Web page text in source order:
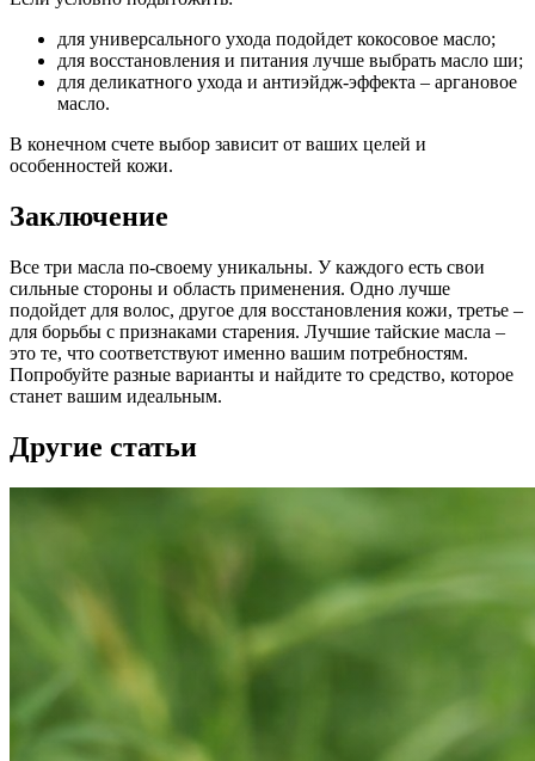
для универсального ухода подойдет кокосовое масло;
для восстановления и питания лучше выбрать масло ши;
для деликатного ухода и антиэйдж-эффекта – аргановое
масло.
В конечном счете выбор зависит от ваших целей и
особенностей кожи.
Заключение
Все три масла по-своему уникальны. У каждого есть свои
сильные стороны и область применения. Одно лучше
подойдет для волос, другое для восстановления кожи, третье –
для борьбы с признаками старения. Лучшие тайские масла –
это те, что соответствуют именно вашим потребностям.
Попробуйте разные варианты и найдите то средство, которое
станет вашим идеальным.
Другие статьи